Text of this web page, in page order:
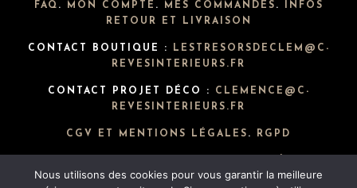
FAQ . MON COMPTE . MES COMMANDES .
INFOS
RETOUR ET LIVRAISON
CONTACT BOUTIQUE :
LESTRESORSDECLEM@C-
REVESINTERIEURS.FR
CONTACT PROJET DÉCO :
CLEMENCE@C-
REVESINTERIEURS.FR
CGV ET MENTIONS LÉGALES . RGPD
Nous utilisons des cookies pour vous garantir la meilleure